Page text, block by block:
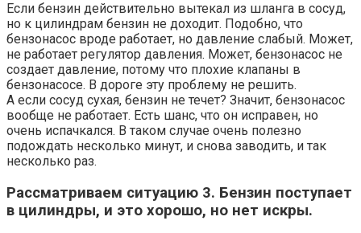
Если бензин действительно вытекал из шланга в сосуд,
но к цилиндрам бензин не доходит. Подобно, что
бензонасос вроде работает, но давление слабый. Может,
не работает регулятор давления. Может, бензонасос не
создает давление, потому что плохие клапаны в
бензонасосе. В дороге эту проблему не решить.
А если сосуд сухая, бензин не течет? Значит, бензонасос
вообще не работает. Есть шанс, что он исправен, но
очень испачкался. В таком случае очень полезно
подождать несколько минут, и снова заводить, и так
несколько раз.
Рассматриваем ситуацию 3. Бензин поступает
в цилиндры, и это хорошо, но нет искры.